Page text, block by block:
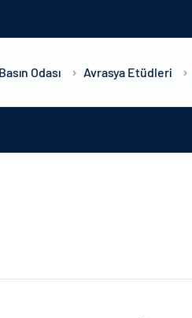
Odası Avrasya Etüdleri